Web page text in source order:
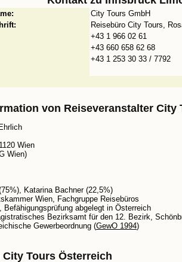
City Tours GmbH
Reisebüro City Tours,
+43 1 966 02 61
+43 660 658 62 68
+43 1 253 30 33 / 7792
von Reiseveranstalter City
Wien
Wien)
Katarina Bachner (22,5%)
Wien, Fachgruppe Reisebüros
Befähigungsprüfung abgelegt in Österreich
Bezirksamt für den 12. Bezirk,
Gewerbeordnung (GewO 1994)
Tours Österreich